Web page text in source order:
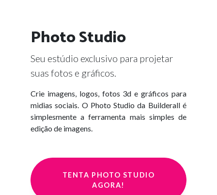
Photo Studio
Seu estúdio exclusivo para projetar
suas fotos e gráficos.
Crie imagens, logos, fotos 3d e gráficos para
midias sociais. O Photo Studio da Builderall é
simplesmente a ferramenta mais simples de
edição de imagens.
TENTA PHOTO STUDIO
AGORA!